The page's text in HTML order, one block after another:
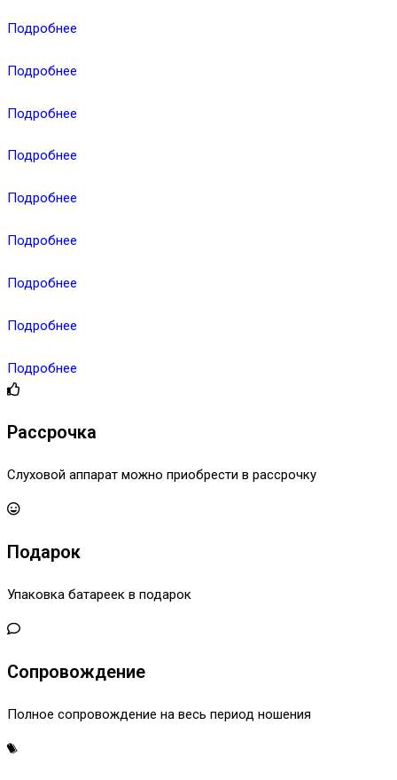
Подробнее
Подробнее
Подробнее
Подробнее
Подробнее
Подробнее
Подробнее
Подробнее
Подробнее
Рассрочка
Слуховой аппарат можно приобрести в рассрочку
Подарок
Упаковка батареек в подарок
Сопровождение
Полное сопровождение на весь период ношения